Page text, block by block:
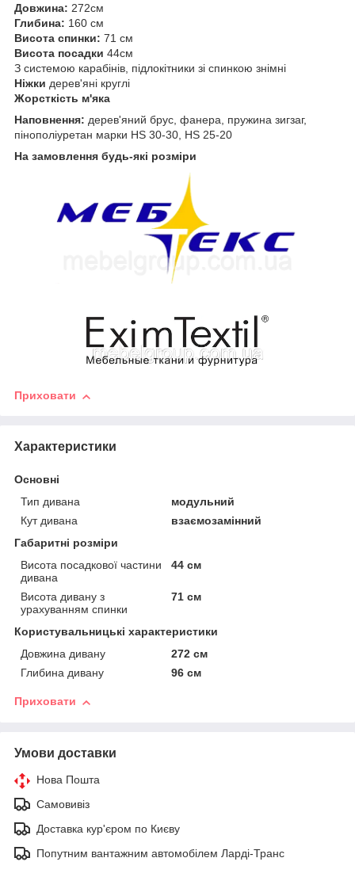
Довжина: 272см
Глибина: 160 см
Висота спинки: 71 см
Висота посадки 44см
З системою карабінів, підлокітники зі спинкою знімні
Ніжки дерев'яні круглі
Жорсткість м'яка
Наповнення: дерев'яний брус, фанера, пружина зигзаг,
пінополіуретан марки НS 30-30, HS 25-20
На замовлення будь-які розміри
Приховати
Характеристики
Основні
Тип дивана
модульний
Кут дивана
взаємозамінний
Габаритні розміри
Висота посадкової частини
дивана
44 см
Висота дивану з
урахуванням спинки
71 см
Користувальницькі характеристики
Довжина дивану
272 см
Глибина дивану
96 см
Приховати
Умови доставки
Нова Пошта
Самовивіз
Доставка кур'єром по Києву
Попутним вантажним автомобілем Ларді-Транс